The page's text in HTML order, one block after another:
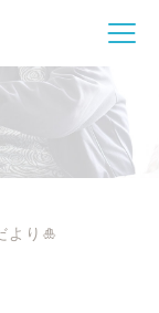
より🎍